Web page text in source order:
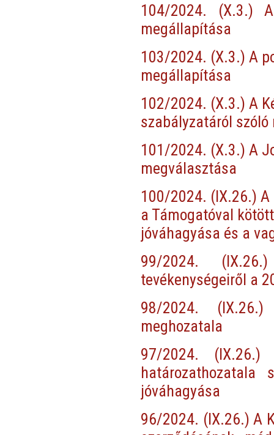
104/2024. (X.3.)
megállapítása
103/2024. (X.3.) A
megállapítása
102/2024. (X.3.) A
szabályzatáról
101/2024. (X.3.) A
megválasztása
100/2024. (IX.26.)
a Támogatóval
jóváhagyása és a
99/2024.
tevékenységeiről a
98/2024.
meghozatala
97/2024.
jóváhagyása
96/2024. (IX.26.) A